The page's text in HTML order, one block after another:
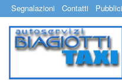
Segnalazioni Contatti